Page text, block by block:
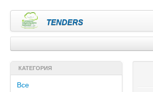
TENDERS
КАТЕГОРИЯ
Все